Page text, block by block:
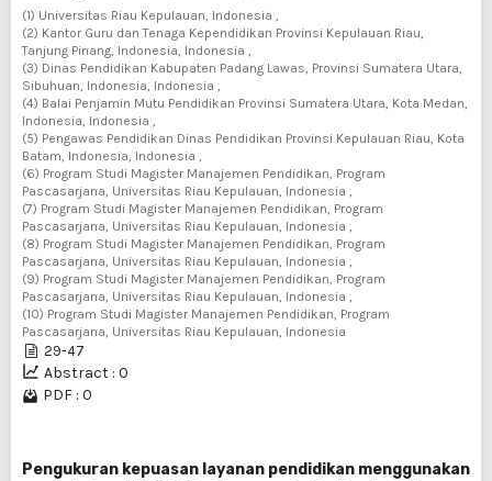
(1) Universitas Riau Kepulauan, Indonesia ,
(2) Kantor Guru dan Tenaga Kependidikan Provinsi Kepulauan Riau,
Tanjung Pinang, Indonesia, Indonesia ,
(3) Dinas Pendidikan Kabupaten Padang Lawas, Provinsi Sumatera Utara,
Sibuhuan, Indonesia, Indonesia ,
(4) Balai Penjamin Mutu Pendidikan Provinsi Sumatera Utara, Kota Medan,
Indonesia, Indonesia ,
(5) Pengawas Pendidikan Dinas Pendidikan Provinsi Kepulauan Riau, Kota
Batam, Indonesia, Indonesia ,
(6) Program Studi Magister Manajemen Pendidikan, Program
Pascasarjana, Universitas Riau Kepulauan, Indonesia ,
(7) Program Studi Magister Manajemen Pendidikan, Program
Pascasarjana, Universitas Riau Kepulauan, Indonesia ,
(8) Program Studi Magister Manajemen Pendidikan, Program
Pascasarjana, Universitas Riau Kepulauan, Indonesia ,
(9) Program Studi Magister Manajemen Pendidikan, Program
Pascasarjana, Universitas Riau Kepulauan, Indonesia ,
(10) Program Studi Magister Manajemen Pendidikan, Program
Pascasarjana, Universitas Riau Kepulauan, Indonesia
29-47
Abstract : 0
PDF : 0
Pengukuran kepuasan layanan pendidikan menggunakan